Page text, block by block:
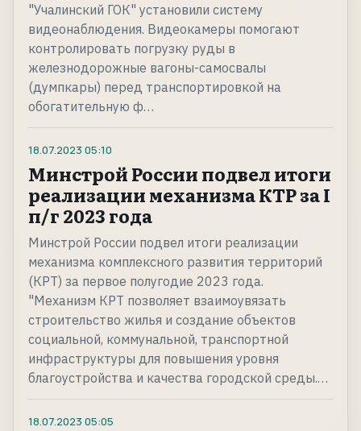
"Учалинский ГОК" установили систему
видеонаблюдения. Видеокамеры помогают
контролировать погрузку руды в
железнодорожные вагоны-самосвалы
(думпкары) перед транспортировкой на
обогатительную ф…
18.07.2023 05:10
Минстрой России подвел итоги
реализации механизма КТР за I
п/г 2023 года
Минстрой России подвел итоги реализации
механизма комплексного развития территорий
(КРТ) за первое полугодие 2023 года.
"Механизм КРТ позволяет взаимоувязать
строительство жилья и создание объектов
социальной, коммунальной, транспортной
инфраструктуры для повышения уровня
благоустройства и качества городской среды.…
18.07.2023 05:05